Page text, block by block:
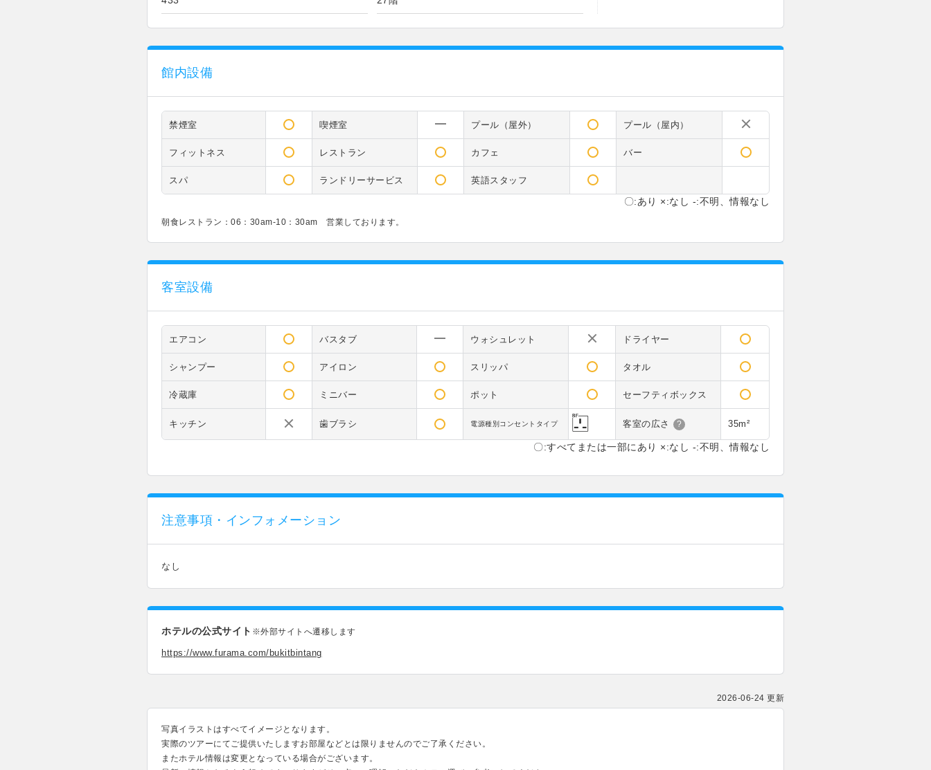
館内設備
禁煙室 喫煙室 プール（屋外） プール（屋内）
フィットネス レストラン カフェ バー
スパ ランドリーサービス 英語スタッフ
〇:あり ×:なし -:不明、情報なし
朝食レストラン：06：30am-10：30am 営業しております。
客室設備
エアコン バスタブ ウォシュレット ドライヤー
シャンプー アイロン スリッパ タオル
冷蔵庫 ミニバー ポット セーフティボックス
キッチン 歯ブラシ 電源種別コンセントタイプ 客室の広さ ? 35m²
〇:すべてまたは一部にあり ×:なし -:不明、情報なし
注意事項・インフォメーション
なし
ホテルの公式サイト ※外部サイトへ遷移します
https://www.furama.com/bukitbintang
2026-06-24 更新
写真イラストはすべてイメージとなります。
実際のツアーにてご提供いたしますお部屋などとは限りませんのでご了承ください。
またホテル情報は変更となっている場合がございます。